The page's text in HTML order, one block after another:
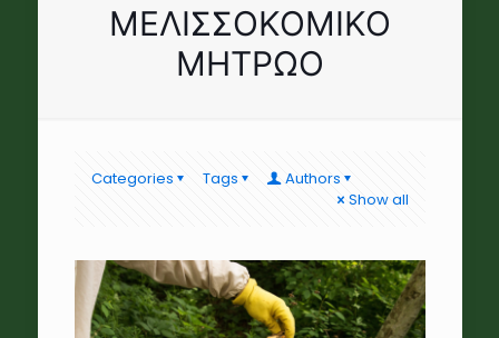
ΜΕΛΙΣΣΟΚΟΜΙΚΟ
ΜΗΤΡΩΟ
Categories Tags
Authors
Show all